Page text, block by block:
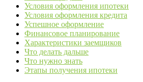
Условия оформления ипотеки
Условия оформления кредита
Успешное оформление
Финансовое планирование
Характеристики заемщиков
Что делать дальше
Что нужно знать
Этапы получения ипотеки